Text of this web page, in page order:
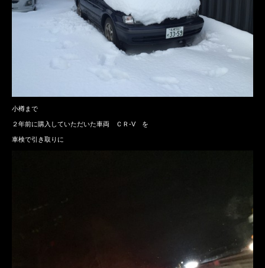
小樽まで
２年前に購入していただいた車両 ＣＲ-V を
車検で引き取りに